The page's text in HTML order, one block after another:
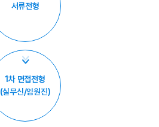
서류전형
1차 면접전형
(실무신/임원진)